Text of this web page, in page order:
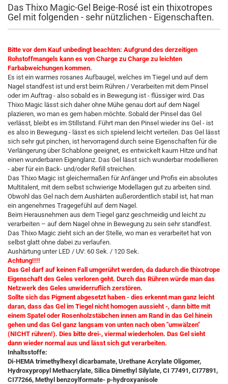
Das Thixo Magic-Gel Beige-Rosé ist ein thixotropes
Gel mit folgenden - sehr nützlichen - Eigenschaften.
Bitte vor dem Kauf unbedingt beachten: Aufgrund des derzeitigen
Rohstoffmangels kann es von Charge zu Charge zu leichten
Farbabweichungen kommen.
Es ist ein warmes rosanes Aufbaugel, welches im Tiegel und auf dem
Nagel standfest ist und erst beim Rühren / Verarbeiten mit dem Pinsel
oder im Auftrag - also sobald es in Bewegung ist - flüssiger wird. Das
Thixo Magic lässt sich daher ohne Mühe genau dort auf dem Nagel
plazieren, wo man es gern haben möchte. Sobald der Pinsel das Gel
verlässt, bleibt es im Stillstand. Führt man den Pinsel wieder ins Gel - ist
es also in Bewegung - lässt es sich spielend leicht verteilen. Das Gel lässt
sich sehr gut pinchen, ist hervorragend durch seine Eigenschaften für die
Verlängerung über Schablone geeignet, es entwickelt kaum Hitze und hat
einen wunderbaren Eigenglanz. Das Gel lässt sich wunderbar modellieren
- aber für ein Back- und/oder Refill streichen.
Das Thixo Magic ist gleichermaßen für Anfänger und Profis ein absolutes
Multitalent, mit dem selbst schwierige Modellagen gut zu arbeiten sind.
Obwohl das Gel nach dem Aushärten außerordentlich stabil ist, hat man
ein angenehmes Tragegefühl auf dem Nagel.
Beim Herausnehmen aus dem Tiegel ganz geschmeidig und leicht zu
verarbeiten – auf dem Nagel ohne in Bewegung zu sein sehr standfest.
Das Thixo Magic zieht sich an der Stelle, wo man es verarbeitet hat von
selbst glatt ohne dabei zu verlaufen.
Aushärtung unter LED / UV: 60 Sek. / 120 Sek.
Achtung!!!!
​Das Gel darf auf keinen Fall umgerührt werden, da dadurch die thixotrope
Eigenschaft des Geles verloren geht. Durch das Rühren würde man das
Netzwerk des Geles unwiderruflich zerstören.
Sollte sich das Pigment abgesetzt haben - dies erkennt man ganz leicht
daran, dass das Gel im Tiegel nicht homogen aussieht -, dann bitte mit
einem Spatel oder Rosenholzstäbchen innen am Rand in das Gel hinein
gehen und das Gel ganz langsam von unten nach oben "umwälzen"
(NICHT rühren!). Dies bitte drei-, viermal wiederholen. Das Gel sieht
dann wieder normal aus und lässt sich gut verarbeiten.
Inhaltsstoffe:
Di-HEMA trimethylhexyl dicarbamate, Urethane Acrylate Oligomer,
Hydroxypropyl Methacrylate, Silica Dimethyl Silylate, CI 77491, CI77891,
CI77266, Methyl benzoylformate- p-hydroxyanisole